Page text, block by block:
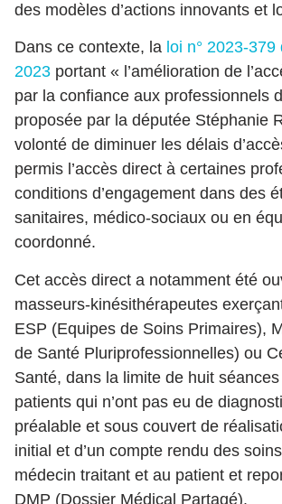
des modèles d’actions innovants et
Dans ce contexte, la loi n° 2023-
2023 portant « l’amélioration de
par la confiance aux professionnels
proposée par la députée Stéphanie
volonté de diminuer les délais
permis l’accès direct à certaines
conditions d’engagement dans des
sanitaires, médico-sociaux ou en
coordonné.
Cet accès direct a notamment été
masseurs-kinésithérapeutes
ESP (Equipes de Soins Primaires),
de Santé Pluriprofessionnelles) ou
Santé, dans la limite de huit
patients qui n’ont pas eu de
préalable et sous couvert de
initial et d’un compte rendu des
médecin traitant et au patient et
DMP (Dossier Médical Partagé).